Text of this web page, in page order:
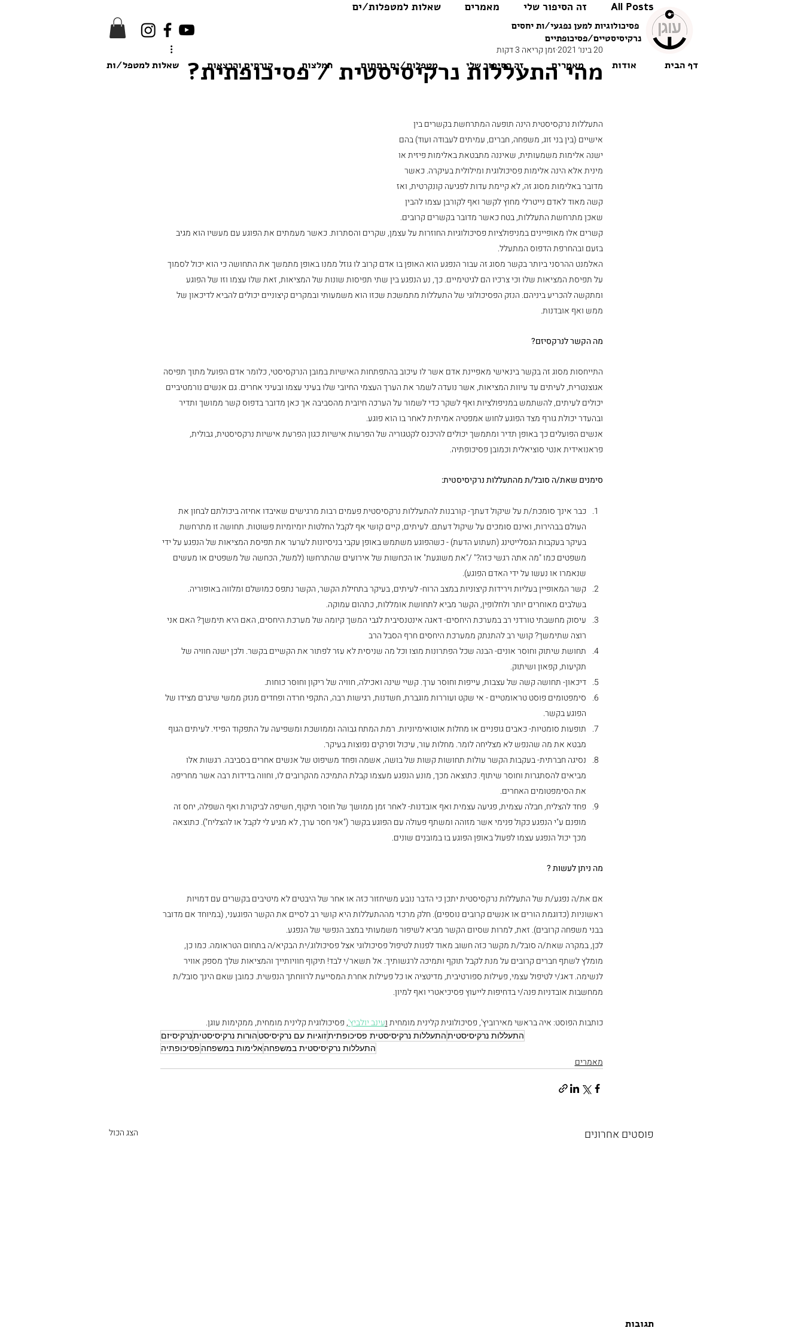
פסיכולוגיות למען נפגעי/ות יחסים
נרקיסיסטיים/פסיכופתיים
דף הבית אודות מאמרים זה הסיפור שלי מטפלות/ים בתחום המלצות קורסים והרצאות שאלות למטפל/ות
All Posts זה הסיפור שלי מאמרים שאלות למטפלות/ים
מהי התעללות נרקיסיסטית / פסיכופתית?
20 בינו׳ 2021 זמן קריאה 3 דקות
התעללות נרקסיסטית הינה תופעה המתרחשת בקשרים בין
אישיים (בין בני זוג, משפחה, חברים, עמיתים לעבודה ועוד) בהם
ישנה אלימות משמעותית, שאיננה מתבטאת באלימות פיזית או
מינית אלא הינה אלימות פסיכולוגית ומילולית בעיקרה. כאשר
מדובר באלימות מסוג זה, לא קיימת עדות לפגיעה קונקרטית, ואז
קשה מאוד לאדם נייטרלי מחוץ לקשר ואף לקורבן עצמו להבין
שאכן מתרחשת התעללות, בטח כאשר מדובר בקשרים קרובים.
קשרים אלו מאופיינים במניפולציות פסיכולוגיות החוזרות על עצמן, שקרים והסתרות. כאשר מעמתים את הפוגע עם מעשיו הוא מגיב
בזעם ובהחרפת הדפוס המתעלל.
האלמנט ההרסני ביותר בקשר מסוג זה עבור הנפגע הוא האופן בו אדם קרוב לו גוזל ממנו באופן מתמשך את התחושה כי הוא יכול לסמוך
על תפיסת המציאות שלו וכי צרכיו הם לגיטימיים. כך, נע הנפגע בין שתי תפיסות שונות של המציאות, זאת שלו עצמו וזו של הפוגע
ומתקשה להכריע ביניהם. הנזק הפסיכולוגי של התעללות מתמשכת שכזו הוא משמעותי ובמקרים קיצוניים יכולים להביא לדיכאון של
ממש ואף אובדנות.
מה הקשר לנרקסיזם?
התייחסות מסוג זה בקשר בינאישי מאפיינת אדם אשר לו עיכוב בהתפתחות האישיות במובן הנרקסיסטי, כלומר אדם הפועל מתוך תפיסה
אגוצנטרית, לעיתים עד עיוות המציאות, אשר נועדה לשמר את הערך העצמי החיובי שלו בעיני עצמו ובעיני אחרים. גם אנשים נורמטיביים
יכולים לעיתים, להשתמש במניפולציות ואף לשקר כדי לשמור על הערכה חיובית מהסביבה אך כאן מדובר בדפוס קשר ממושך ותדיר
ובהעדר יכולת גורף מצד הפוגע לחוש אמפטיה אמיתית לאחר בו הוא פוגע.
אנשים הפועלים כך באופן תדיר ומתמשך יכולים להיכנס לקטגוריה של הפרעות אישיות כגון הפרעת אישיות נרקסיסטית, גבולית,
פראנואידית אנטי סוציאלית וכמובן פסיכופתיה.
סימנים שאת/ה סובל/ת מהתעללות נרקיסיסטית:
כבר אינך סומכת/ת על שיקול דעתך- קורבנות להתעללות נרקסיסטית פעמים רבות מרגישים שאיבדו אחיזה ביכולתם לבחון את
העולם בבהירות, ואינם סומכים על שיקול דעתם. לעיתים, קיים קושי אף לקבל החלטות יומיומיות פשוטות. תחושה זו מתרחשת
בעיקר בעקבות הגסלייטינג (תעתוע הדעת) - כשהפוגע משתמש באופן עקבי בניסיונות לערער את תפיסת המציאות של הנפגע על ידי
משפטים כמו "מה אתה רגשי כזה?" /"את משוגעת" או הכחשות של אירועים שהתרחשו (למשל, הכחשה של משפטים או מעשים
שנאמרו או נעשו על ידי האדם הפוגע).
קשר המאופיין בעליות וירידות קיצוניות במצב הרוח- לעיתים, בעיקר בתחילת הקשר, הקשר נתפס כמושלם ומלווה באופוריה.
בשלבים מאוחרים יותר ולחלופין, הקשר מביא לתחושת אומללות, כתהום עמוקה.
עיסוק מחשבתי טורדני רב במערכת היחסים- דאגה אינטנסיבית לגבי המשך קיומה של מערכת היחסים, האם היא תימשך? האם אני
רוצה שתימשך? קושי רב להתנתק ממערכת היחסים חרף הסבל הרב
תחושת שיתוק וחוסר אונים- הבנה שכל הפתרונות מוצו וכל מה שניסית לא עזר לפתור את הקשיים בקשר. ולכן ישנה חוויה של
תקיעות, קפאון ושיתוק.
דיכאון- תחושה קשה של עצבות, עייפות וחוסר ערך. קשיי שינה ואכילה, חוויה של ריקון וחוסּר כוחות.
סימפטומים פוסט טראומטיים - אי שקט ועוררות מוגברת, חשדנות, רגישות רבה, התקפי חרדה ופחדים מנזק ממשי שיגרם מצידו של
הפוגע בקשר.
תופעות סומטיות- כאבים גופניים או מחלות אוטואימיוניות. רמת המתח גבוהה וממושכת ומשפיעה על התפקוד הפיזי. לעיתים הגוף
מבטא את מה שהנפש לא מצליחה לומר. מחלות עור, עיכול ופרקים נפוצות בעיקר.
נסיגה חברתית- בעקבות הקשר עולות תחושות קשות של בושה, אשמה ופחד משיפוט של אנשים אחרים בסביבה. רגשות אלו
מביאים להסתגרות וחוסר שיתוף. כתוצאה מכך, מונע הנפגע מעצמו קבלת התמיכה מהקרובים לו, וחווה בדידות רבה אשר מחריפה
את הסימפטומים האחרים.
פחד להצליח, חבלה עצמית, פגיעה עצמית ואף אובדנות- לאחר זמן ממושך של חוסר תיקוף, חשיפה לביקורת ואף השפלה, יחס זה
מופנם ע"י הנפגע כקול פנימי אשר מזוהה ומשתף פעולה עם הפוגע בקשר ("אני חסר ערך, לא מגיע לי לקבל או להצליח"). כתוצאה
מכך יכול הנפגע עצמו לפעול באופן הפוגע בו במובנים שונים.
מה ניתן לעשות ?
אם את/ה נפגע/ת של התעללות נרקסיסטית יתכן כי הדבר נובע משיחזור כזה או אחר של היבטים לא מיטיבים בקשרים עם דמויות
ראשוניות (כדוגמת הורים או אנשים קרובים נוספים). חלק מרכזי מההתעללות היא קושי רב לסיים את הקשר הפוגעני, (במיוחד אם מדובר
בבני משפחה קרובים). זאת, למרות שסיום הקשר מביא לשיפור משמעותי במצב הנפשי של הנפגע.
לכן, במקרה שאת/ה סובל/ת מקשר כזה חשוב מאוד לפנות לטיפול פסיכולוגי אצל פסיכולוג/ית הבקיא/ה בתחום הטראומה. כמו כן,
מומלץ לשתף חברים קרובים על מנת לקבל תוקף ותמיכה לרגשותיך. אל תשאר/י לבד! תיקוף חוויותייך והמציאות שלך מספק אוויר
לנשימה. דאג/י לטיפול עצמי, פעילות ספורטיבית, מדיטציה או כל פעילות אחרת המסייעת לרווחתך הנפשית. כמובן שאם הינך סובל/ת
ממחשבות אובדניות פנה/י בדחיפות לייעוץ פסיכיאטרי ואף למיון.
כותבות הפוסט: איה בראשי מאירוביץ', פסיכולוגית קלינית מומחית ועינב יולביץ', פסיכולוגית קלינית מומחית, ממקימות עוגן.
התעללות נרקיסיסטיתהתעללות נרקיסיסטית פסיכופתיתזוגיות עם נרקיסיסט הורות נרקיסיסטיתנרקיסיזם
התעללות נרקיסיסטית במשפחהאלימות במשפחה פסיכופתיה
מאמרים
פוסטים אחרונים הצג הכול
תגובות